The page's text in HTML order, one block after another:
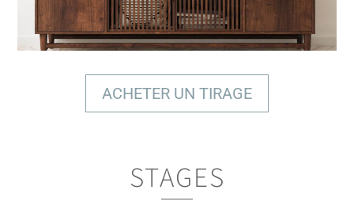
ACHETER UN TIRAGE
STAGES